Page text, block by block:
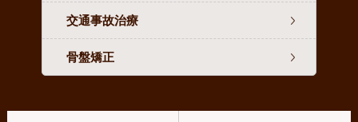
交通事故治療
骨盤矯正